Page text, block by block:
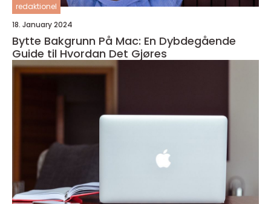
redaktionel
18. January 2024
Bytte Bakgrunn På Mac: En Dybdegående
Guide til Hvordan Det Gjøres